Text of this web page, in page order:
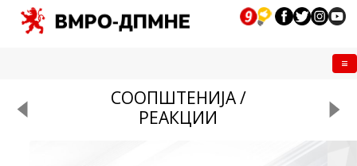
СООПШТЕНИЈА /
РЕАКЦИИ